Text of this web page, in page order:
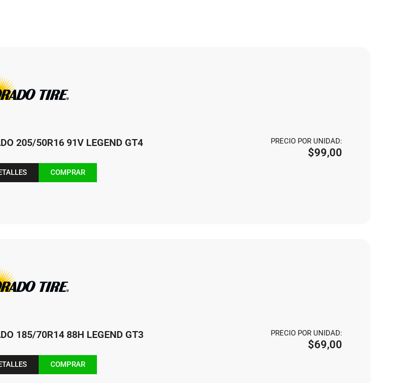
205/50R16 91V LEGEND GT4 PRECIO POR UNIDAD:
$99,00
COMPRAR
185/70R14 88H LEGEND GT3 PRECIO POR UNIDAD:
$69,00
COMPRAR